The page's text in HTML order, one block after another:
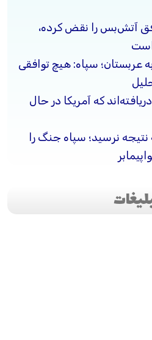
آتش‌بس را نقض کرده،
است
عربستان؛ سپاه: هیچ توافقی
که آمریکا در حال
نرسید؛ سپاه جنگ را